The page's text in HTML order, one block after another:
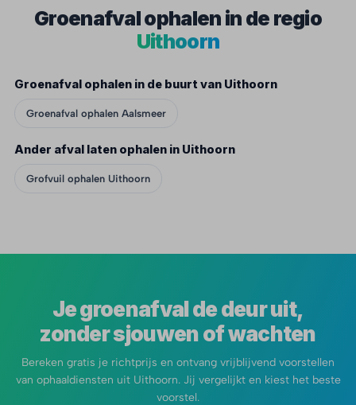
Groenafval ophalen in de regio
Uithoorn
Groenafval ophalen in de buurt van Uithoorn
Groenafval ophalen Aalsmeer
Ander afval laten ophalen in Uithoorn
Grofvuil ophalen Uithoorn
Je groenafval de deur uit,
zonder sjouwen of wachten
Bereken gratis je richtprijs en ontvang vrijblijvend voorstellen
van ophaaldiensten uit Uithoorn. Jij vergelijkt en kiest het beste
voorstel.